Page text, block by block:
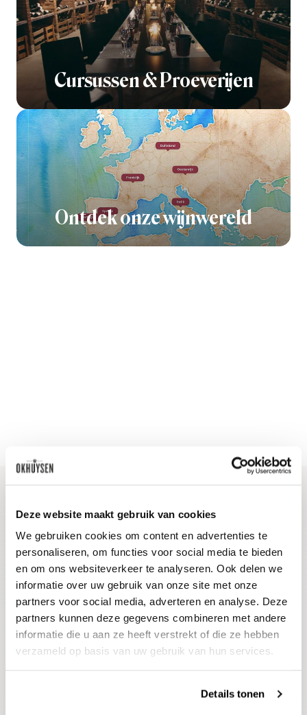
Deze website maakt gebruik van cookies
We gebruiken cookies om content en advertenties te
personaliseren, om functies voor social media te bieden
en om ons websiteverkeer te analyseren. Ook delen we
informatie over uw gebruik van onze site met onze
partners voor social media, adverteren en analyse. Deze
partners kunnen deze gegevens combineren met andere
informatie die u aan ze heeft verstrekt of die ze hebben
verzameld op basis van uw gebruik van hun services.
Details tonen
Cursussen & Proeverijen
Ontdek onze wijnwereld
Blijf op de hoogte
Ontvang het laatste wijnnieuws, proeverijen en
evenementen
E-mailadres
Aanmelden